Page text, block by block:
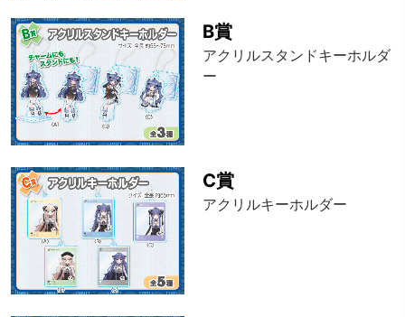
B賞
アクリルスタンドキーホルダ
ー
C賞
アクリルキーホルダー